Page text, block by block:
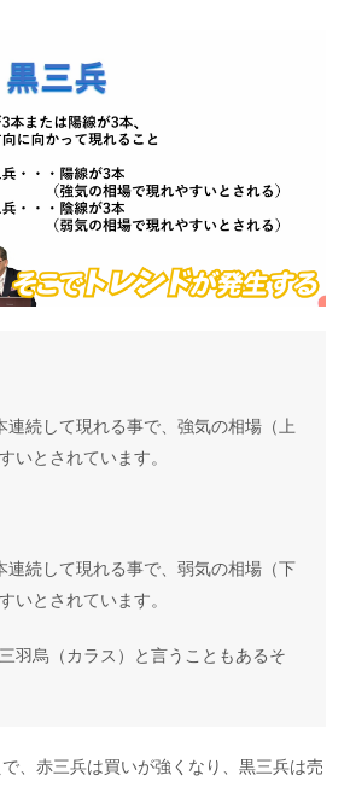
連続して現れる事で、強気の相場（上
いとされています。
連続して現れる事で、弱気の相場（下
いとされています。
羽烏（カラス）と言うこともあるそ
、赤三兵は買いが強くなり、黒三兵は売